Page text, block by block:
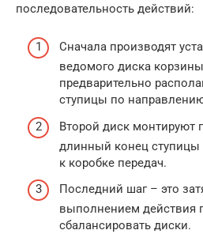
последовательность действий:
Сначала производят
ведомого диска
предварительно
ступицы по
Второй диск монтируют
длинный конец
к коробке передач.
Последний шаг – это
выполнением действия
сбалансировать диски.